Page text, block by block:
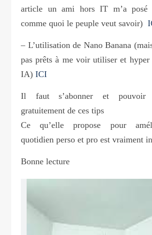
article un ami hors IT m’a posé
comme quoi le peuple veut savoir)
– L’utilisation de Nano Banana
pas prêts à me voir utiliser et
IA) ICI
Il faut s’abonner et pouvoir
gratuitement de ces tips
Ce qu’elle propose pour
quotidien perso et pro est vraiment
Bonne lecture